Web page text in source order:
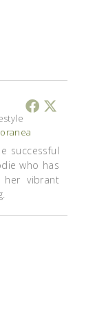
successful
who has
vibrant